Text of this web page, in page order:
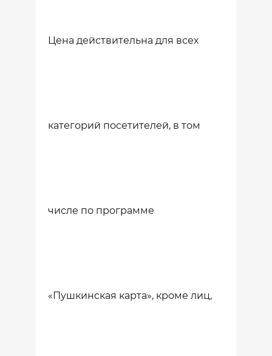
Цена действительна для всех
категорий посетителей, в том
числе по программе
«Пушкинская карта», кроме лиц,